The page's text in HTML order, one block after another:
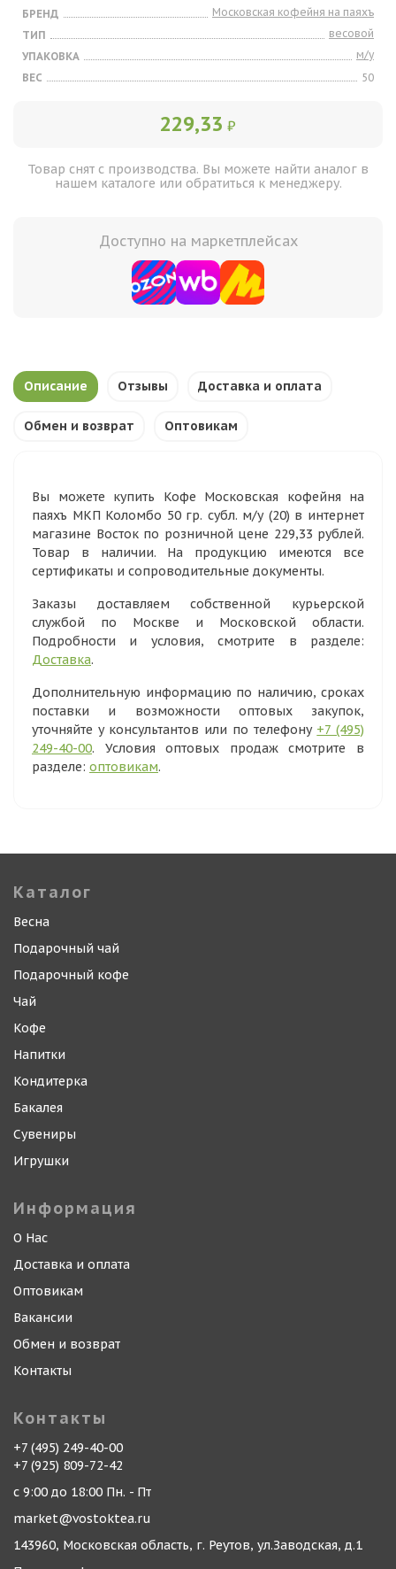
БРЕНД
Московская кофейня на паяхъ
ТИП
весовой
УПАКОВКА
м/у
ВЕС
50
229,33 ₽
Товар снят с производства. Вы можете найти аналог в
нашем каталоге или обратиться к менеджеру.
Доступно на маркетплейсах
Описание Отзывы Доставка и оплата
Обмен и возврат Оптовикам
Вы можете купить Кофе Московская кофейня на
паяхъ МКП Коломбо 50 гр. субл. м/у (20) в интернет
магазине Восток по розничной цене 229,33 рублей.
Товар в наличии. На продукцию имеются все
сертификаты и сопроводительные документы.
Заказы доставляем собственной курьерской
службой по Москве и Московской области.
Подробности и условия, смотрите в разделе:
Доставка.
Дополнительную информацию по наличию, сроках
поставки и возможности оптовых закупок,
уточняйте у консультантов или по телефону +7 (495)
249-40-00. Условия оптовых продаж смотрите в
разделе: оптовикам.
Каталог
Весна
Подарочный чай
Подарочный кофе
Чай
Кофе
Напитки
Кондитерка
Бакалея
Сувениры
Игрушки
Информация
О Нас
Доставка и оплата
Оптовикам
Вакансии
Обмен и возврат
Контакты
Контакты
+7 (495) 249-40-00
+7 (925) 809-72-42
с 9:00 до 18:00 Пн. - Пт
market@vostoktea.ru
143960, Московская область, г. Реутов, ул.Заводская, д.1